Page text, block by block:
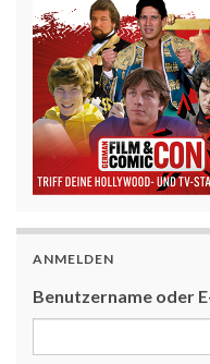
ANMELDEN
Benutzername oder